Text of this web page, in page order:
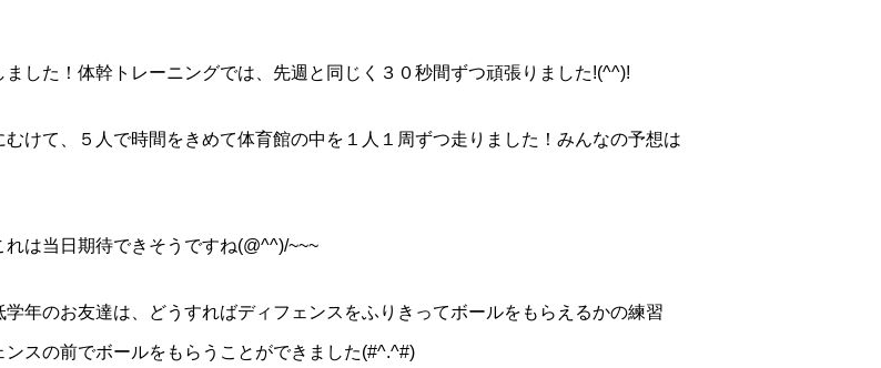
した！体幹トレーニングでは、先週と同じく３０秒間ずつ頑張りました!(^^)!
けて、５人で時間をきめて体育館の中を１人１周ずつ走りました！みんなの予想は
は当日期待できそうですね(@^^)/~~~
年のお友達は、どうすればディフェンスをふりきってボールをもらえるかの練習
スの前でボールをもらうことができました(#^.^#)